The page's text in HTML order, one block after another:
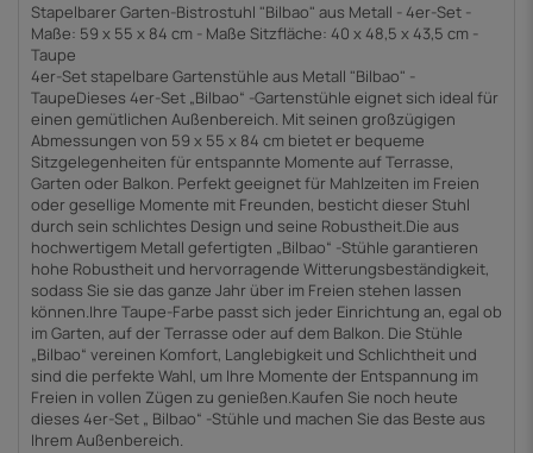
Stapelbarer Garten-Bistrostuhl "Bilbao" aus Metall - 4er-Set -
Maße: 59 x 55 x 84 cm - Maße Sitzfläche: 40 x 48,5 x 43,5 cm -
Taupe
4er-Set stapelbare Gartenstühle aus Metall "Bilbao" -
TaupeDieses 4er-Set „Bilbao“ -Gartenstühle eignet sich ideal für
einen gemütlichen Außenbereich. Mit seinen großzügigen
Abmessungen von 59 x 55 x 84 cm bietet er bequeme
Sitzgelegenheiten für entspannte Momente auf Terrasse,
Garten oder Balkon. Perfekt geeignet für Mahlzeiten im Freien
oder gesellige Momente mit Freunden, besticht dieser Stuhl
durch sein schlichtes Design und seine Robustheit.Die aus
hochwertigem Metall gefertigten „Bilbao“ -Stühle garantieren
hohe Robustheit und hervorragende Witterungsbeständigkeit,
sodass Sie sie das ganze Jahr über im Freien stehen lassen
können.Ihre Taupe-Farbe passt sich jeder Einrichtung an, egal ob
im Garten, auf der Terrasse oder auf dem Balkon. Die Stühle
„Bilbao“ vereinen Komfort, Langlebigkeit und Schlichtheit und
sind die perfekte Wahl, um Ihre Momente der Entspannung im
Freien in vollen Zügen zu genießen.Kaufen Sie noch heute
dieses 4er-Set „ Bilbao“ -Stühle und machen Sie das Beste aus
Ihrem Außenbereich.